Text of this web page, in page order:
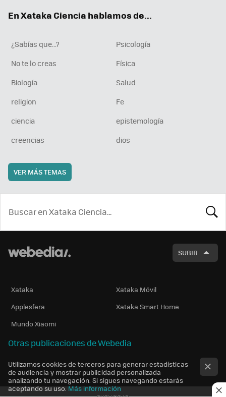
En Xataka Ciencia hablamos de...
¿Sabías que...?
Psicología
No te lo creas
Física
Biología
Salud
religion
Fe
ciencia
epistemología
creencias
dios
VER MÁS TEMAS
SUBIR
Xataka
Xataka Móvil
Applesfera
Xataka Smart Home
Mundo Xiaomi
Otras publicaciones de Webedia
Utilizamos cookies de terceros para generar estadísticas
de audiencia y mostrar publicidad personalizada
analizando tu navegación. Si sigues navegando estarás
aceptando su uso. Más información